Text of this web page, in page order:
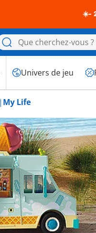
☀️-
Univers de jeu
My Life